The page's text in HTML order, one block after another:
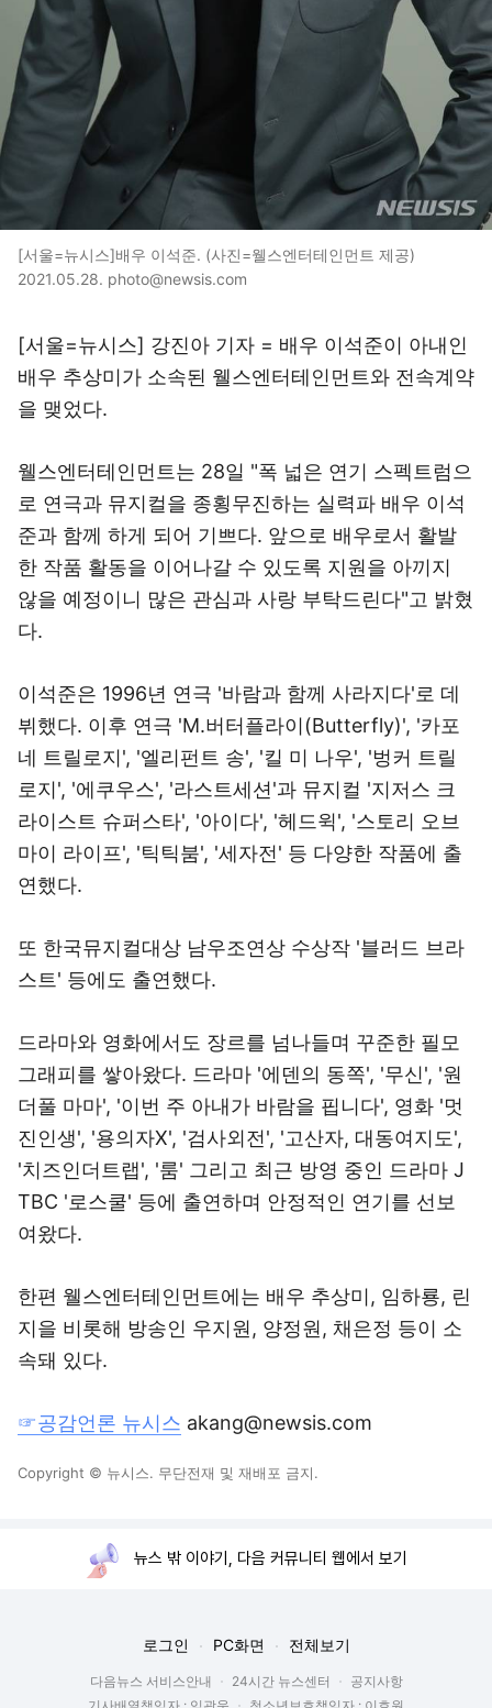
[서울=뉴시스]배우 이석준. (사진=웰스엔터테인먼트 제공)
2021.05.28. photo@newsis.com
[서울=뉴시스] 강진아 기자 = 배우 이석준이 아내인
배우 추상미가 소속된 웰스엔터테인먼트와 전속계약
을 맺었다.
웰스엔터테인먼트는 28일 "폭 넓은 연기 스펙트럼으
로 연극과 뮤지컬을 종횡무진하는 실력파 배우 이석
준과 함께 하게 되어 기쁘다. 앞으로 배우로서 활발
한 작품 활동을 이어나갈 수 있도록 지원을 아끼지
않을 예정이니 많은 관심과 사랑 부탁드린다"고 밝혔
다.
이석준은 1996년 연극 '바람과 함께 사라지다'로 데
뷔했다. 이후 연극 'M.버터플라이(Butterfly)', '카포
네 트릴로지', '엘리펀트 송', '킬 미 나우', '벙커 트릴
로지', '에쿠우스', '라스트세션'과 뮤지컬 '지저스 크
라이스트 슈퍼스타', '아이다', '헤드윅', '스토리 오브
마이 라이프', '틱틱붐', '세자전' 등 다양한 작품에 출
연했다.
또 한국뮤지컬대상 남우조연상 수상작 '블러드 브라
스트' 등에도 출연했다.
드라마와 영화에서도 장르를 넘나들며 꾸준한 필모
그래피를 쌓아왔다. 드라마 '에덴의 동쪽', '무신', '원
더풀 마마', '이번 주 아내가 바람을 핍니다', 영화 '멋
진인생', '용의자X', '검사외전', '고산자, 대동여지도',
'치즈인더트랩', '룸' 그리고 최근 방영 중인 드라마 J
TBC '로스쿨' 등에 출연하며 안정적인 연기를 선보
여왔다.
한편 웰스엔터테인먼트에는 배우 추상미, 임하룡, 린
지을 비롯해 방송인 우지원, 양정원, 채은정 등이 소
속돼 있다.
☞공감언론 뉴시스 akang@newsis.com
Copyright © 뉴시스. 무단전재 및 재배포 금지.
뉴스 밖 이야기, 다음 커뮤니티 웹에서 보기
로그인 PC화면 전체보기
다음뉴스 서비스안내 24시간 뉴스센터
공지사항